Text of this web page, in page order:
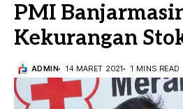
PMI
Kekurangan
ADMIN 14 MARET 2021 1 MINS READ